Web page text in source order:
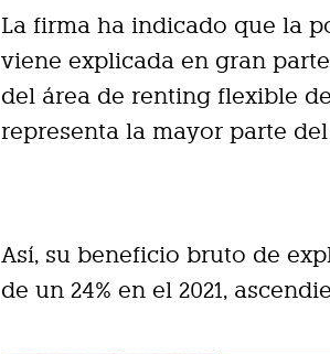
La firma ha indicado que la
viene explicada en gran
del área de renting flexible
representa la mayor parte
Así, su beneficio bruto de
de un 24% en el 2021,